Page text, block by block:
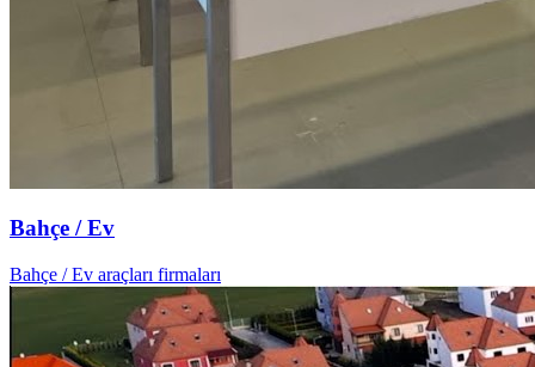
Bahçe / Ev
Bahçe / Ev araçları firmaları